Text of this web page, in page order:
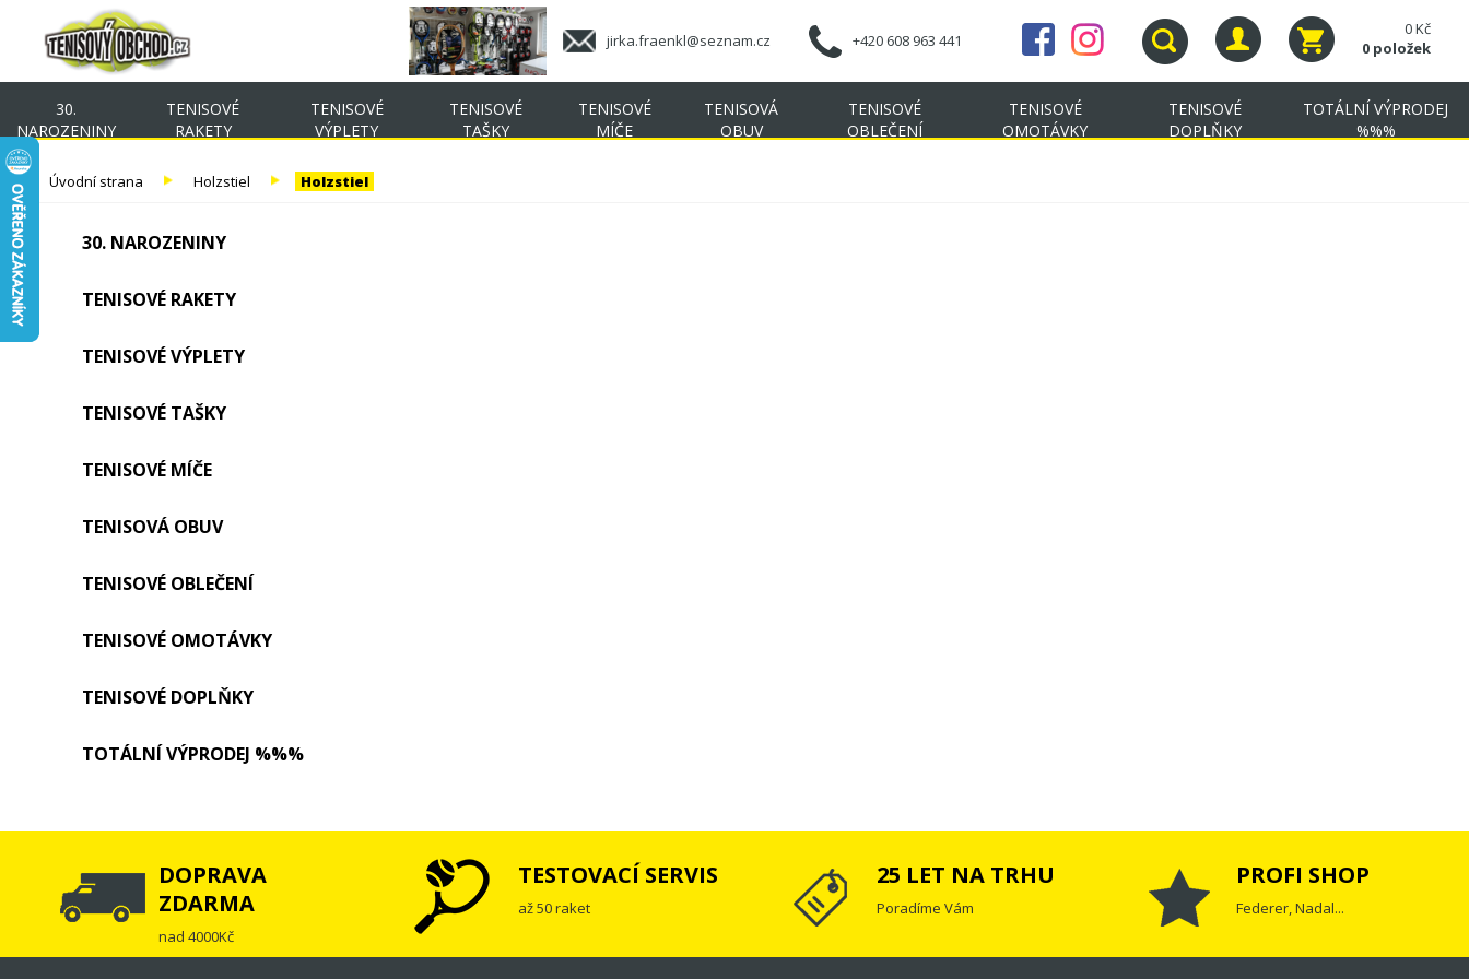
jirka.fraenkl@seznam.cz +420 608 963 441
0 Kč
0 položek
30.
NAROZENINY
TENISOVÉ
RAKETY
TENISOVÉ
VÝPLETY
TENISOVÉ
TAŠKY
TENISOVÉ
MÍČE
TENISOVÁ
OBUV
TENISOVÉ
OBLEČENÍ
TENISOVÉ
OMOTÁVKY
TENISOVÉ
DOPLŇKY
TOTÁLNÍ VÝPRODEJ
%%%
Úvodní strana Holzstiel Holzstiel
30. NAROZENINY
TENISOVÉ RAKETY
TENISOVÉ VÝPLETY
TENISOVÉ TAŠKY
TENISOVÉ MÍČE
TENISOVÁ OBUV
TENISOVÉ OBLEČENÍ
TENISOVÉ OMOTÁVKY
TENISOVÉ DOPLŇKY
TOTÁLNÍ VÝPRODEJ %%%
DOPRAVA
ZDARMA
nad 4000Kč
TESTOVACÍ SERVIS
až 50 raket
25 LET NA TRHU
Poradíme Vám
PROFI SHOP
Federer, Nadal...